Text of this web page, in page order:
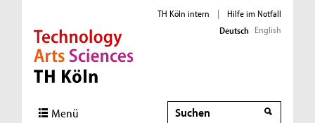
Direkt zur Hauptnavigation
Direkt zur Subnavigation
Direkt zum Inhalt
Direkt zum Fußbereich
TH Köln intern |
Hilfe im Notfall
Deutsch English
Menü Suche